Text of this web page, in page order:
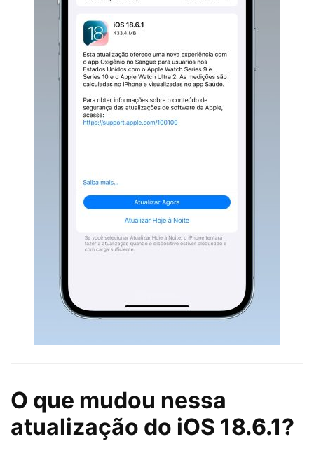
O que mudou nessa
atualização do iOS 18.6.1?